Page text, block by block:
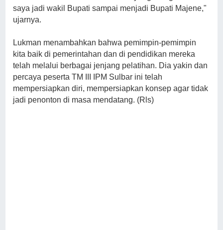
saya jadi wakil Bupati sampai menjadi Bupati Majene,"
ujarnya.
Lukman menambahkan bahwa pemimpin-pemimpin
kita baik di pemerintahan dan di pendidikan mereka
telah melalui berbagai jenjang pelatihan. Dia yakin dan
percaya peserta TM III IPM Sulbar ini telah
mempersiapkan diri, mempersiapkan konsep agar tidak
jadi penonton di masa mendatang. (Rls)